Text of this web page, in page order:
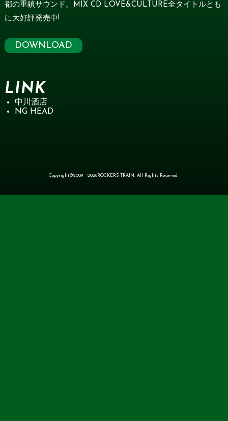
都の重鎮サウンド。MIX CD LOVE&CULTURE全タイトルとも
に大好評発売中!
DOWNLOAD
LINK
中川酒店
NG HEAD
Copyright©2009 - 2026ROCKERS TRAIN. All Rights Reserved.